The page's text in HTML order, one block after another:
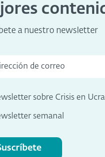
a nuestro newsletter
sobre Crisis en
semanal